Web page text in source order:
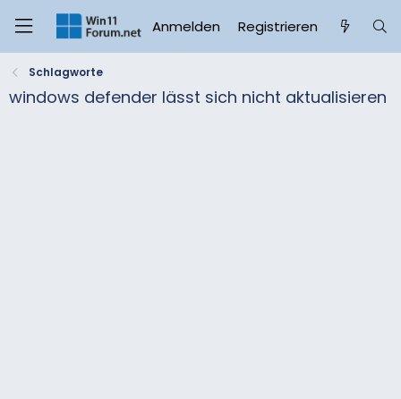
Anmelden Registrieren
Schlagworte
windows defender lässt sich nicht aktualisieren